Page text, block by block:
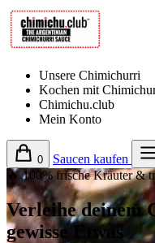
Unsere Chimichurri
Kochen mit
Chimichu.club
Mein Konto
0
Saucen kaufen
🔥 100% frische Kräuter &
Verleihe deinem
gewisse Etwas